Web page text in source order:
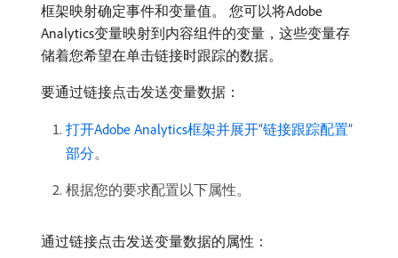
框架映射确定事件和变量值。 您可以将Adobe
Analytics变量映射到内容组件的变量，这些变量存
储着您希望在单击链接时跟踪的数据。
要通过链接点击发送变量数据：
打开Adobe Analytics框架并展开“链接跟踪配置”
部分。
根据您的要求配置以下属性。
通过链接点击发送变量数据的属性：